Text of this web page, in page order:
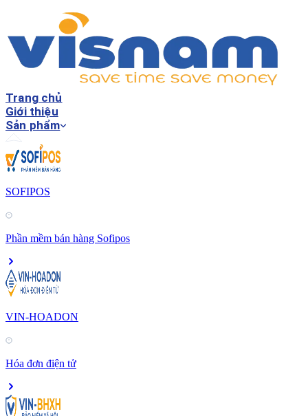
Trang chủ
Giới thiệu
Sản phẩm
SOFIPOS
Phần mềm bán hàng Sofipos
VIN-HOADON
Hóa đơn điện tử